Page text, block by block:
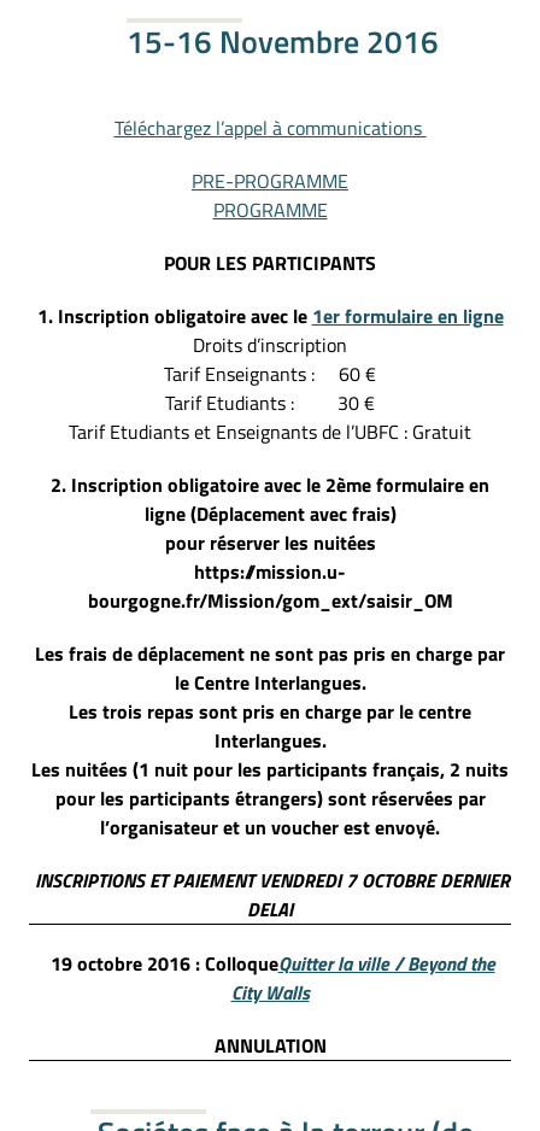
15-16 Novembre 2016
Téléchargez l’appel à communications
PRE-PROGRAMME
PROGRAMME
POUR LES PARTICIPANTS
1. Inscription obligatoire avec le 1er formulaire en ligne
Droits d’inscription
Tarif Enseignants : 60 €
Tarif Etudiants : 30 €
Tarif Etudiants et Enseignants de l’UBFC : Gratuit
2. Inscription obligatoire avec le 2ème formulaire en
ligne(Déplacement avec frais)
pour réserver les nuitées
https://mission.u-
bourgogne.fr/Mission/gom_ext/saisir_OM
Les frais de déplacement ne sont pas pris en charge par
le Centre Interlangues.
Les trois repas sont pris en charge par le centre
Interlangues.
Les nuitées (1 nuit pour les participants français, 2 nuits
pour les participants étrangers) sont réservées par
l’organisateur et un voucher est envoyé.
INSCRIPTIONS ET PAIEMENT VENDREDI 7 OCTOBRE DERNIER
DELAI
19 octobre 2016 : ColloqueQuitter la ville / Beyond the
City Walls
ANNULATION